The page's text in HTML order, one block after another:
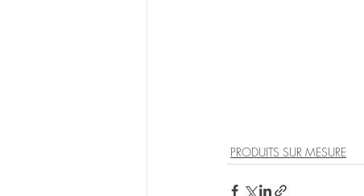
PRODUITS SUR MESURE